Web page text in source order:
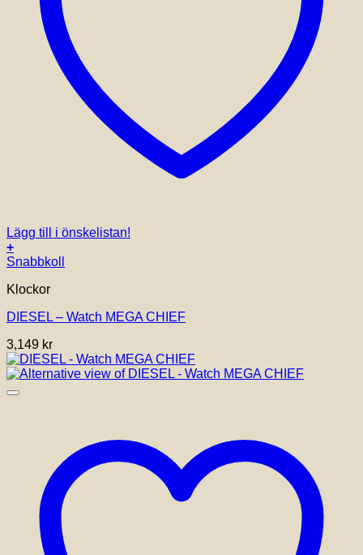
Lägg till i önskelistan!
+
Snabbkoll
Klockor
DIESEL – Watch MEGA CHIEF
3,149 kr